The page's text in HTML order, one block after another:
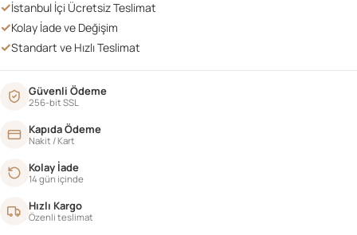
✓İstanbul İçi Ücretsiz Teslimat
✓Kolay İade ve Değişim
✓Standart ve Hızlı Teslimat
Güvenli Ödeme
256-bit SSL
Kapıda Ödeme
Nakit / Kart
Kolay İade
14 gün içinde
Hızlı Kargo
Özenli teslimat